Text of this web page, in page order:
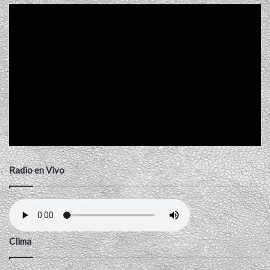
Radio en Vivo
Clima